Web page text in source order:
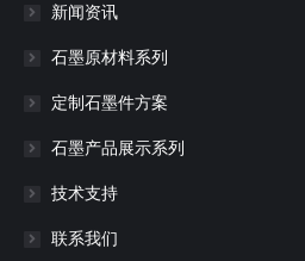
新闻资讯
石墨原材料系列
定制石墨件方案
石墨产品展示系列
技术支持
联系我们